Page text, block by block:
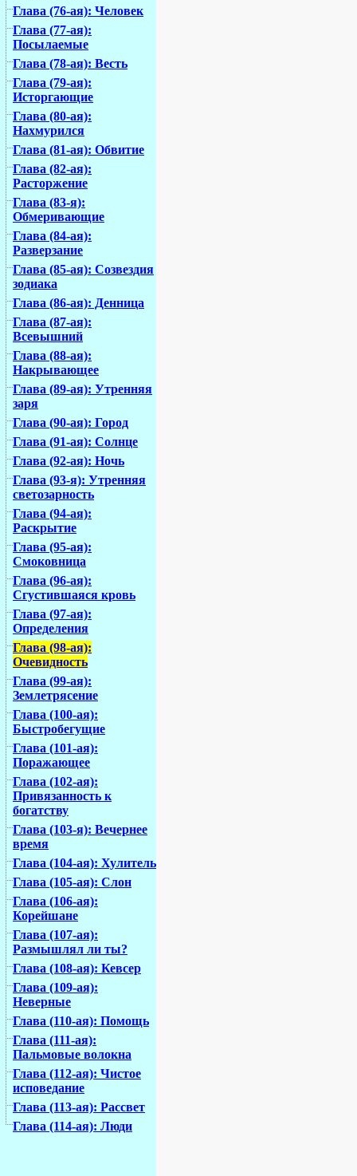
Глава (76-ая): Человек
Глава (77-ая):
Посылаемые
Глава (78-ая): Весть
Глава (79-ая):
Исторгающие
Глава (80-ая):
Нахмурился
Глава (81-ая): Обвитие
Глава (82-ая):
Расторжение
Глава (83-я):
Обмеривающие
Глава (84-ая):
Разверзание
Глава (85-ая): Созвездия
зодиака
Глава (86-ая): Денница
Глава (87-ая):
Всевышний
Глава (88-ая):
Накрывающее
Глава (89-ая): Утренняя
заря
Глава (90-ая): Город
Глава (91-ая): Солнце
Глава (92-ая): Ночь
Глава (93-я): Утренняя
светозарность
Глава (94-ая):
Раскрытие
Глава (95-ая):
Смоковница
Глава (96-ая):
Сгустившаяся кровь
Глава (97-ая):
Определения
Глава (98-ая):
Очевидность
Глава (99-ая):
Землетрясение
Глава (100-ая):
Быстробегущие
Глава (101-ая):
Поражающее
Глава (102-ая):
Привязанность к
богатству
Глава (103-я): Вечернее
время
Глава (104-ая): Хулитель
Глава (105-ая): Слон
Глава (106-ая):
Корейшане
Глава (107-ая):
Размышлял ли ты?
Глава (108-ая): Кевсер
Глава (109-ая):
Неверные
Глава (110-ая): Помощь
Глава (111-ая):
Пальмовые волокна
Глава (112-ая): Чистое
исповедание
Глава (113-ая): Рассвет
Глава (114-ая): Люди